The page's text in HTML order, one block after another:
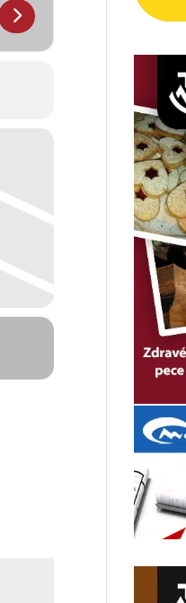
JamParáda 2018 []